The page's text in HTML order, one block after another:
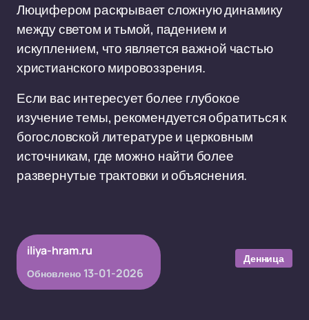
Люцифером раскрывает сложную динамику
между светом и тьмой, падением и
искуплением, что является важной частью
христианского мировоззрения.
Если вас интересует более глубокое
изучение темы, рекомендуется обратиться к
богословской литературе и церковным
источникам, где можно найти более
развернутые трактовки и объяснения.
iliya-hram.ru
Обновлено 13-01-2026
Денница